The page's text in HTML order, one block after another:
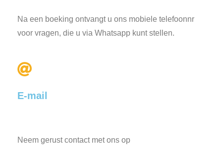
Na een boeking ontvangt u ons mobiele telefoonnr
voor vragen, die u via Whatsapp kunt stellen.
E-mail
Neem gerust contact met ons op